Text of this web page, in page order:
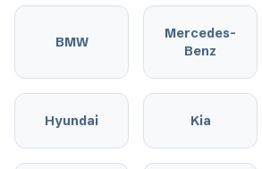
BMW
Mercedes-
Benz
Hyundai Kia